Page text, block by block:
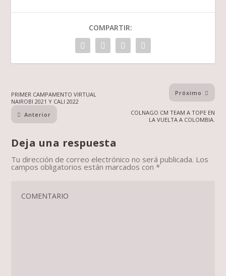
COMPARTIR:
PRIMER CAMPAMENTO VIRTUAL
NAIROBI 2021 Y CALI 2022
Anterior
Próximo
COLNAGO CM TEAM A TOPE EN
LA VUELTA A COLOMBIA.
Deja una respuesta
Tu dirección de correo electrónico no será publicada. Los
campos obligatorios están marcados con*